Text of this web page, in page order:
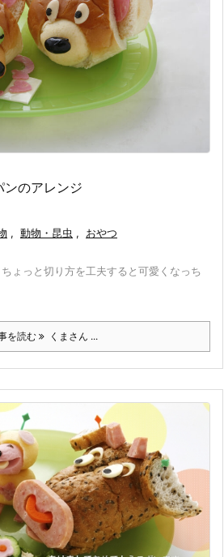
のアレンジ
, 動物・昆虫 , おやつ
ょっと切り方を工夫すると可愛くなっち
を読む くまさん ...